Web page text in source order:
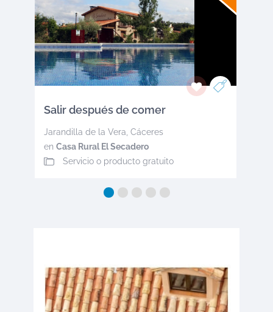
Salir después de comer
Jarandilla de la Vera Cáceres
en Casa Rural El Secadero
Servicio o producto gratuito